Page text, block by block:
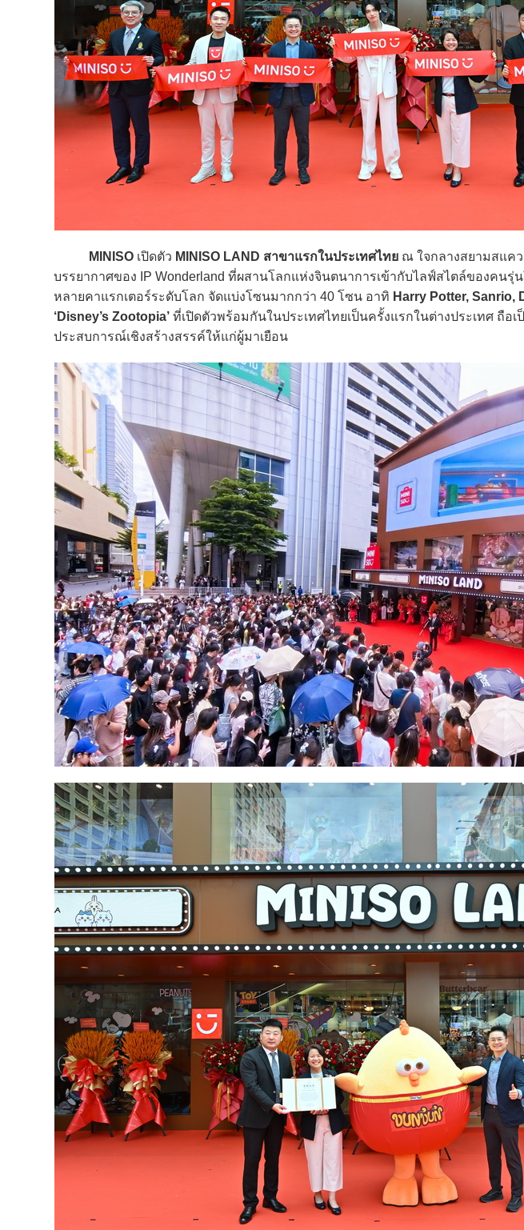
MINISO เปิดตัว MINISO LAND สาขาแรกในประเทศไทย ณ ใจกลางสยามสแค
บรรยากาศของ IP Wonderland ที่ผสานโลกแห่งจินตนาการเข้ากับไลฟ์สไตล์ของคนรุ่
หลายคาแรกเตอร์ระดับโลก จัดแบ่งโซนมากกว่า 40 โซน อาทิ Harry Potter, Sanrio,
‘Disney’s Zootopia’ ที่เปิดตัวพร้อมกันในประเทศไทยเป็นครั้งแรกในต่างประเทศ ถื
ประสบการณ์เชิงสร้างสรรค์ให้แก่ผู้มาเยือน